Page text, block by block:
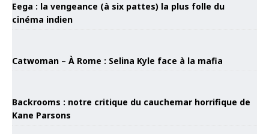
Eega : la vengeance (à six pattes) la plus folle du
cinéma indien
Catwoman – À Rome : Selina Kyle face à la mafia
Backrooms : notre critique du cauchemar horrifique de
Kane Parsons